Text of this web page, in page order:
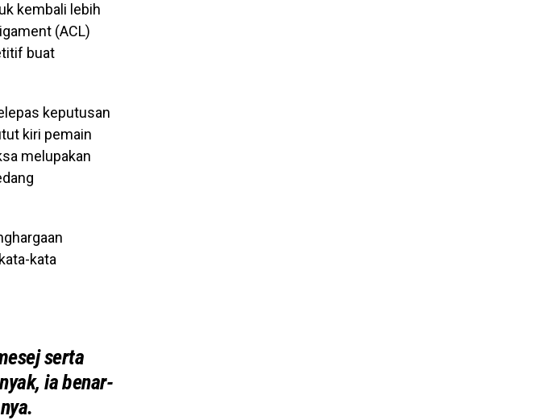
kembali lebih
(ACL)
buat
keputusan
kiri pemain
melupakan
kata
serta
ia benar-